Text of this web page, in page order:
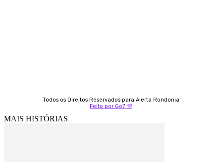
Todos os Direitos Reservados para Alerta Rondonia
Feito por Go7 💜
MAIS HISTÓRIAS